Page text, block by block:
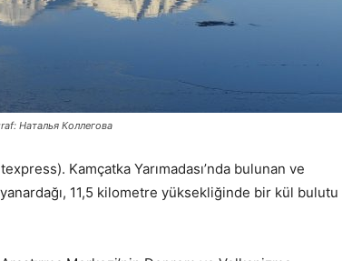
Наталья Коллегова
Kamçatka Yarımadası’nda bulunan ve
11,5 kilometre yüksekliğinde bir kül bulutu